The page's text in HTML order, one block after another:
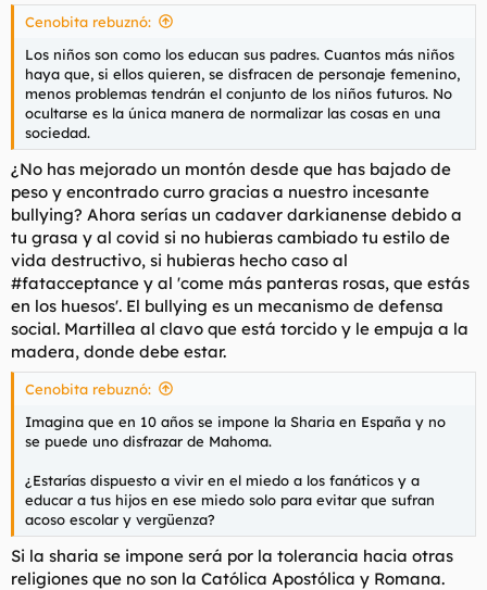
Cenobita rebuznó:
Los niños son como los educan sus padres. Cuantos más niños
haya que, si ellos quieren, se disfracen de personaje femenino,
menos problemas tendrán el conjunto de los niños futuros. No
ocultarse es la única manera de normalizar las cosas en una
sociedad.
¿No has mejorado un montón desde que has bajado de
peso y encontrado curro gracias a nuestro incesante
bullying? Ahora serías un cadaver darkianense debido a
tu grasa y al covid si no hubieras cambiado tu estilo de
vida destructivo, si hubieras hecho caso al
#fatacceptance y al 'come más panteras rosas, que estás
en los huesos'. El bullying es un mecanismo de defensa
social. Martillea al clavo que está torcido y le empuja a la
madera, donde debe estar.
Cenobita rebuznó:
Imagina que en 10 años se impone la Sharia en España y no
se puede uno disfrazar de Mahoma.
¿Estarías dispuesto a vivir en el miedo a los fanáticos y a
educar a tus hijos en ese miedo solo para evitar que sufran
acoso escolar y vergüenza?
Si la sharia se impone será por la tolerancia hacia otras
religiones que no son la Católica Apostólica y Romana.